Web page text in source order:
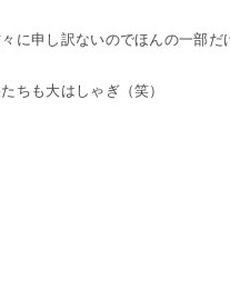
に申し訳ないのでほんの一部だ
ちも大はしゃぎ（笑）